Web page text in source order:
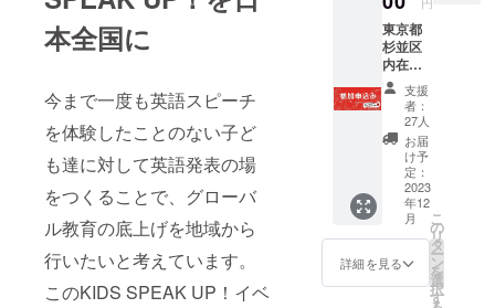
本全国に
今まで一度も英語スピーチ
を体験したことのない子ど
も達に対して英語発表の場
をつくることで、グローバ
ル教育の底上げを地域から
行いたいと考えています。
このKIDS SPEAK UP！イベ
育委員会後
援で開催し
たグローバ
ルキッズス
ピーチコン
テストは隔
年の開催と
し、今まで
一度も英語
スピーチを
体験したこ
とのない層
画をご
覧いた
だけま
す。
（録画
配信
2023年
12月末
まで）
【本間
正人先
生プロ
「教育
学」を
でも録
画をご
覧いた
だけま
す。
（録画
配信
2023年
12月末
まで）
【西山
哲郎先
生プロ
ル】 俳
優兼学
して親
向けに
開催。
保護者
の皆様
には、
ご家庭
での教
育方針
を決め
るコン
パスと
なる座
談会で
般社団
法人
Global
Kids'
Mom代
表理
事。グ
ローバ
ル化・
AI化・
META化
する、
これか
らの時
代にど
東京都
杉並区
内在住
小中学
生 先
着１０
０名
（区外
在住者
はお問
い合わ
せくだ
さい→
kidsspe
akupsu
支援
者：
27人
お届
け予
定：
2023
年12
月
詳細を見る
こ
の
リ
タ
ー
ン
を
選
択
す